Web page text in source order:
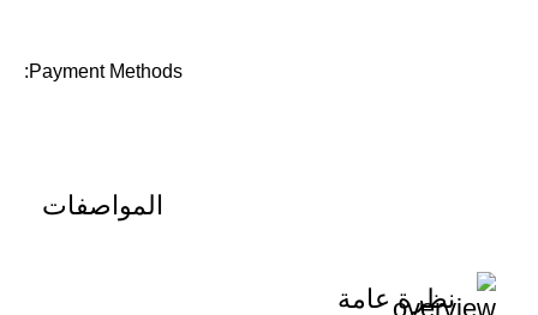
Payment Methods:
المواصفات
نظرة عامة